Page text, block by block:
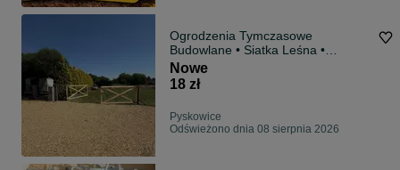
Ogrodzenia Tymczasowe
Budowlane • Siatka Leśna •
SŁUPKI METALOWE lub
Drewniane • SZYBKIE TERMINY
48h • Śląsk
Nowe
18 zł
Pyskowice
Odświeżono dnia 08 sierpnia 2026